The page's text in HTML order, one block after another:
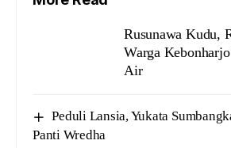
Rusunawa Kudu,
Warga
Air
Peduli Lansia, Yukata
Panti Wredha